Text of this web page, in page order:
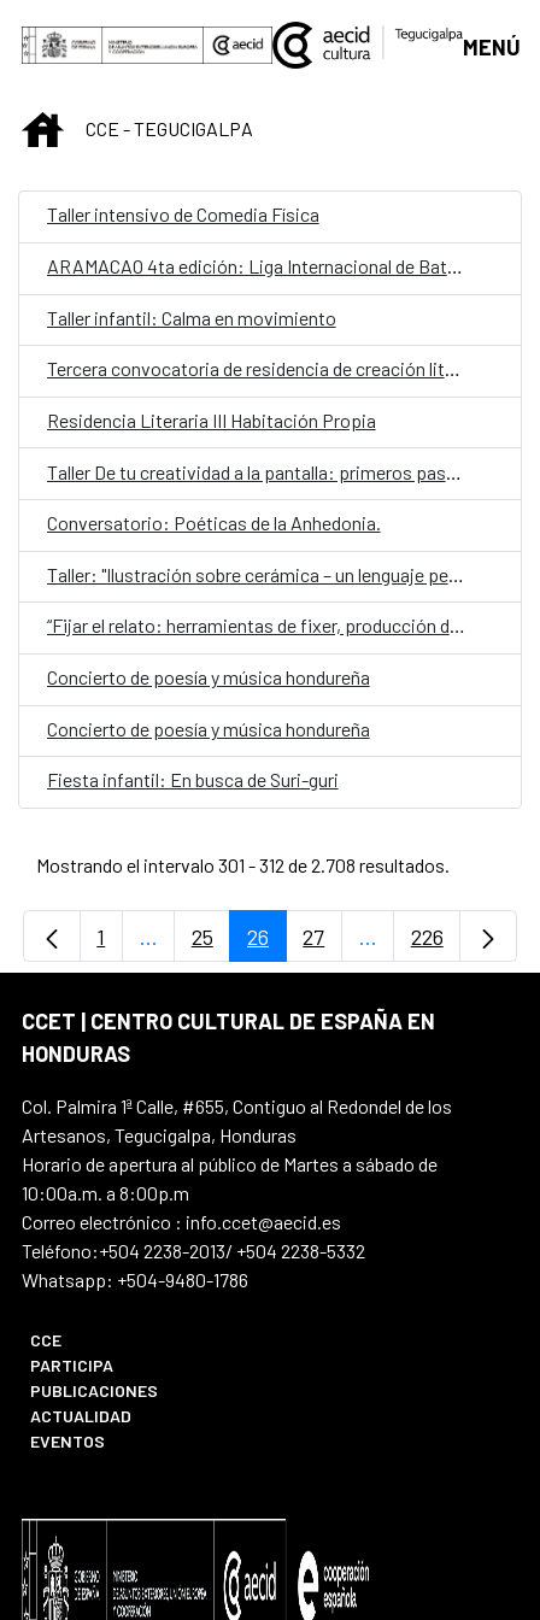
Saltar al contenido principal
MENÚ
INICIOCCE - TEGUCIGALPA
Taller intensivo de Comedia Física
ARAMACAO 4ta edición: Liga Internacional de Batallas de Rap Escritas
Taller infantil: Calma en movimiento
Tercera convocatoria de residencia de creación literaria
Residencia Literaria III Habitación Propia
Conversatorio: Poéticas de la Anhedonia.
Taller: "Ilustración sobre cerámica – un lenguaje personal”
“Fijar el relato: herramientas de fixer, producción de campo y asistencia de dirección en proyectos audiovisuales y periodísticos”
Concierto de poesía y música hondureña
Concierto de poesía y música hondureña
Fiesta infantil: En busca de Suri-guri
Mostrando el intervalo 301 - 312 de 2.708 resultados.
Página
1 ...Páginas intermedias Use TAB para
Página
25 Página
26 Página
27 ...PáginasPágina
226
CCET | CENTRO CULTURAL DE ESPAÑA EN
HONDURAS
Col. Palmira 1ª Calle, #655, Contiguo al Redondel de los
Artesanos, Tegucigalpa, Honduras
Horario de apertura al público de Martes a sábado de
10:00a.m. a 8:00p.m
Correo electrónico : info.ccet@aecid.es
Teléfono:+504 2238-2013/ +504 2238-5332
Whatsapp: +504-9480-1786
CCE
PARTICIPA
PUBLICACIONES
ACTUALIDAD
EVENTOS